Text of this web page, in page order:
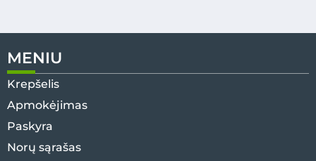
MENIU
Krepšelis
Apmokėjimas
Paskyra
Norų sąrašas